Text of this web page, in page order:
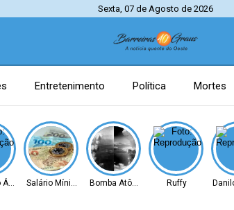
Sexta, 07 de Agosto de 2026
Entretenimento Política Mortes
Salário Mínimo Bomba Atômica Ruffy